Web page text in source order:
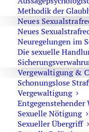
Methodik der
Neues
Neues
Neuregelungen im
Die sexuelle
Vergewaltigung &
Schonungslose
Vergewaltigung
Sexuelle Nötigung
Sexueller Übergriff
Verletzung der
Presserklärungen
Entziehung
Kapitalverbrechen
Körperverletzung